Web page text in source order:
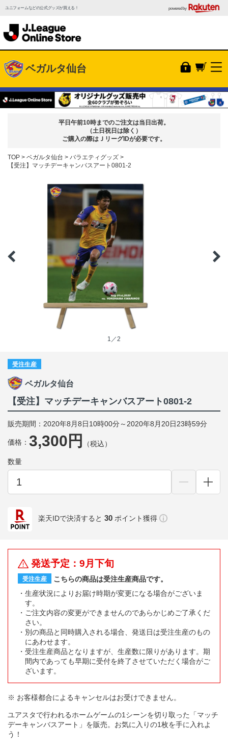
ユニフォームなどの公式グッズが買える！ powered by
ベガルタ仙台
平日午前10時までのご注文は当日出荷。
（土日祝日は除く）
ご購入の際はＪリーグIDが必要です。
TOP ベガルタ仙台
バラエティグッズ
【受注】マッチデーキャンバスアート0801-2
1／2
受注生産
ベガルタ仙台
【受注】マッチデーキャンバスアート0801-2
販売期間：2020年8月8日10時00分～2020年8月20日23時59分
価格： 3,300円 （税込）
数量
楽天IDで決済すると 30 ポイント獲得
発送予定：9月下旬
受注生産
こちらの商品は受注生産商品です。
生産状況によりお届け時期が変更になる場合がございま
す。
ご注文内容の変更ができませんのであらかじめご了承くだ
さい。
別の商品と同時購入される場合、発送日は受注生産のもの
にあわせます。
受注生産商品となりますが、生産数に限りがあります。期
間内であっても早期に受付を終了させていただく場合がご
ざいます。
※ お客様都合によるキャンセルはお受けできません。
ユアスタで行われるホームゲームの1シーンを切り取った「マッチ
デーキャンバスアート」を販売。お気に入りの1枚を手に入れよ
う！